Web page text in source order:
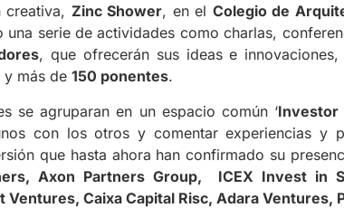
creativa, Zinc Shower, en el Colegio de
una serie de actividades como charlas,
, que ofrecerán sus ideas e
y más de 150 ponentes.
se agruparan en un espacio común ‘Investor
con los otros y comentar experiencias y
que hasta ahora han confirmado su
Axon Partners Group, ICEX Invest in
Caixa Capital Risc, Adara Ventures,